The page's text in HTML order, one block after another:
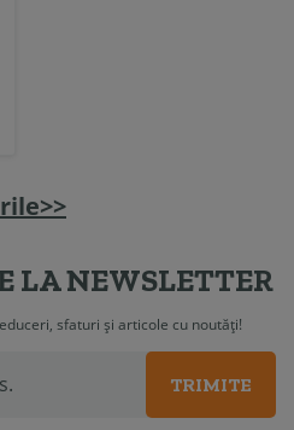
LA NEWSLETTER
sfaturi și articole cu noutăți!
TRIMITE